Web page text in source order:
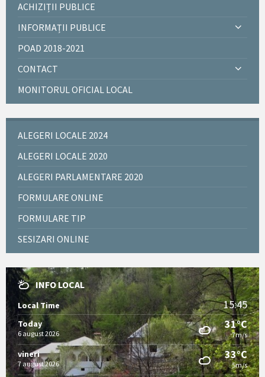
ACHIZIȚII PUBLICE
INFORMAȚII PUBLICE
POAD 2018-2021
CONTACT
MONITORUL OFICIAL LOCAL
ALEGERI LOCALE 2024
ALEGERI LOCALE 2020
ALEGERI PARLAMENTARE 2020
FORMULARE ONLINE
FORMULARE TIP
SESIZARI ONLINE
INFO LOCAL
Local Time 15:45
Today
6 august 2026
31°C
7m/s
vineri
7 august 2026
33°C
5m/s